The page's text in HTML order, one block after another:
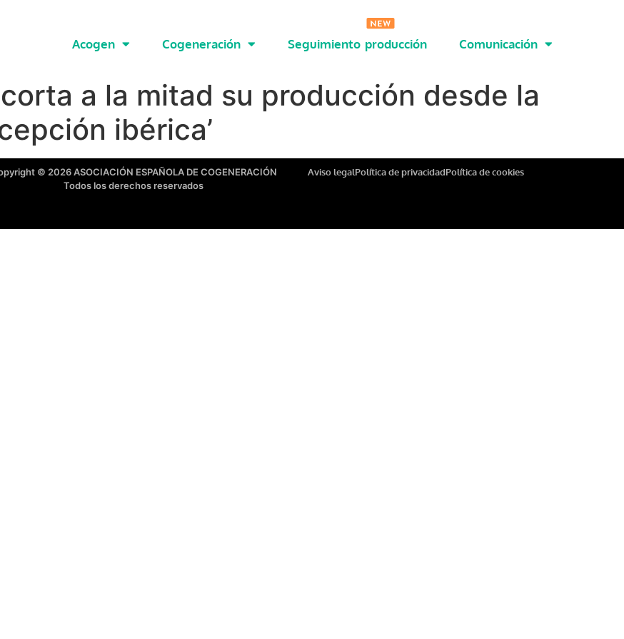
Acogen Cogeneración Seguimiento producción Comunicación
a la mitad su producción desde la
ibérica’
© 2026 ASOCIACIÓN ESPAÑOLA DE COGENERACIÓN
Todos los derechos reservados
Aviso legalPolítica de privacidadPolítica de cookies